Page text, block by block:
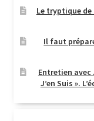
Le tryptique
Il faut
Entretien avec
J’en Suis ».